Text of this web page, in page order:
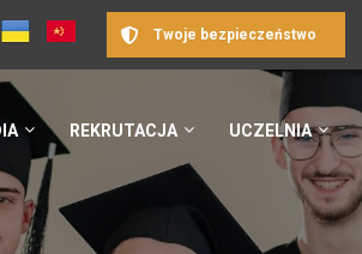
Twoje bezpieczeństwo
REKRUTACJA UCZELNIA